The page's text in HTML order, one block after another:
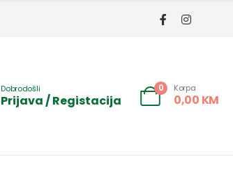
Dobrodošli
Prijava / Registacija
0 Korpa
0,00 KM